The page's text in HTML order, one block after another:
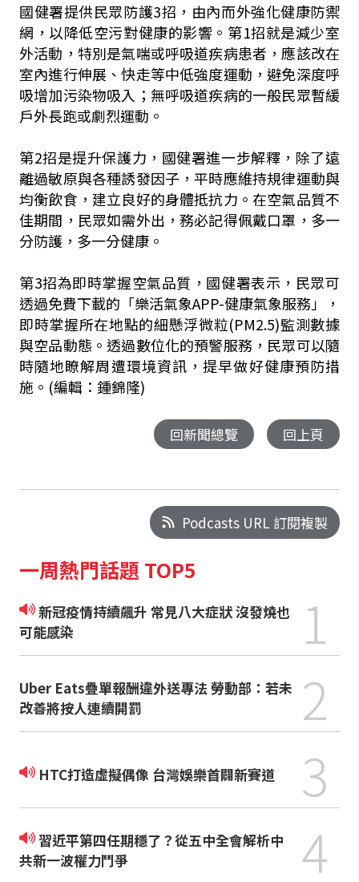
國健署提供民眾防護3招，由內而外強化健康防禦
網，以降低空污對健康的影響。第1招就是減少室
外活動，特別是氣喘或呼吸道疾病患者，應該改在
室內進行伸展、快走等中低強度運動，避免深度呼
吸增加污染物吸入；無呼吸道疾病的一般民眾暫緩
戶外長跑或劇烈運動。
第2招是提升保護力，國健署進一步解釋，除了遠
離過敏原與各種誘發因子，平時應維持規律運動與
均衡飲食，建立良好的身體抵抗力。在空氣品質不
佳期間，民眾如需外出，務必記得佩戴口罩，多一
分防護，多一分健康。
第3招為即時掌握空氣品質，國健署表示，民眾可
透過免費下載的「樂活氣象APP-健康氣象服務」，
即時掌握所在地點的細懸浮微粒(PM2.5)監測數據
與空品動態。透過數位化的預警服務，民眾可以隨
時隨地瞭解周遭環境資訊，提早做好健康預防措
施。(編輯：鍾錦隆)
回新聞總覽 回上頁
Podcasts URL 訂閱複製
一周熱門話題 TOP5
新冠疫情持續飆升 常見八大症狀 沒發燒也
可能感染
1
Uber Eats疊單報酬違外送專法 勞動部：若未
改善將按人連續開罰
2
HTC打造虛擬偶像 台灣娛樂首闢新賽道 3
習近平第四任期穩了？從五中全會解析中
共新一波權力鬥爭
4